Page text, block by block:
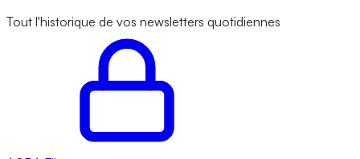
Tout l'historique de vos newsletters quotidiennes